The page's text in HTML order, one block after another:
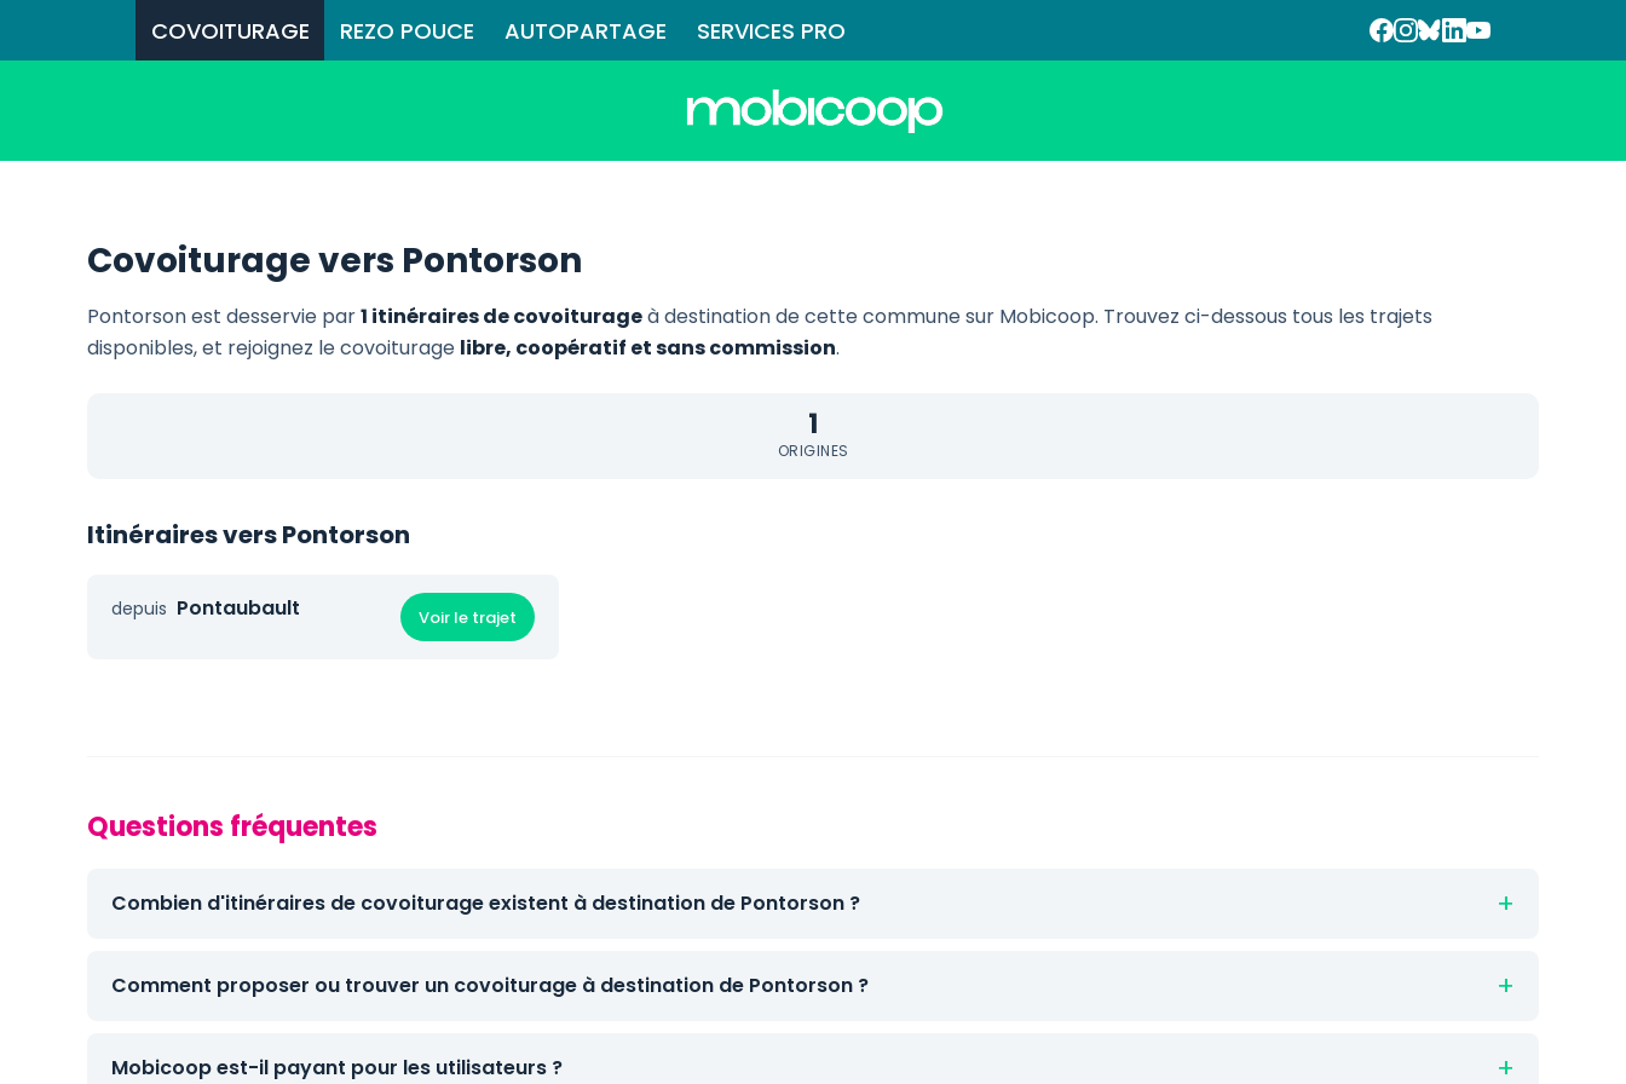
COVOITURAGE REZO POUCE AUTOPARTAGE SERVICES PRO
Covoiturage vers Pontorson
Pontorson est desservie par1 itinéraires de covoiturageà destination de cette commune sur Mobicoop. Trouvez ci-dessous tous les trajets
disponibles, et rejoignez le covoiturage libre, coopératif et sans commission.
1
ORIGINES
Itinéraires vers Pontorson
depuis Pontaubault Voir le trajet
Questions fréquentes
Combien d'itinéraires de covoiturage existent à destination de Pontorson ?
Comment proposer ou trouver un covoiturage à destination de Pontorson ?
Mobicoop est-il payant pour les utilisateurs ?